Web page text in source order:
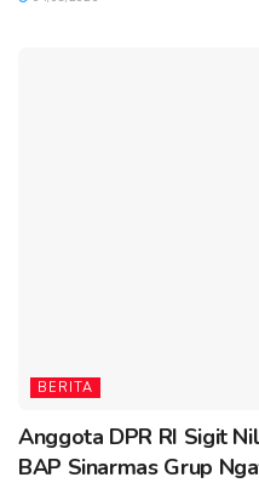
BERITA
Anggota DPR RI Sigit
BAP Sinarmas Grup